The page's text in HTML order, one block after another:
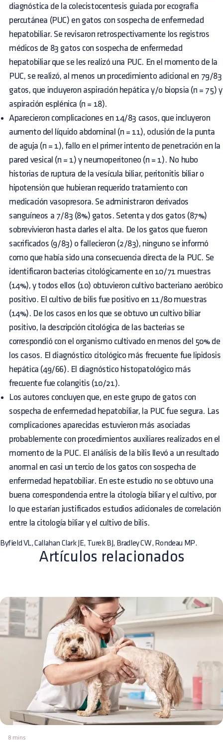
diagnóstica de la colecistocentesis guiada por ecografía
percutánea (PUC) en gatos con sospecha de enfermedad
hepatobiliar. Se revisaron retrospectivamente los registros
médicos de 83 gatos con sospecha de enfermedad
hepatobiliar que se les realizó una PUC. En el momento de la
PUC, se realizó, al menos un procedimiento adicional en 79/83
gatos, que incluyeron aspiración hepática y/o biopsia (n = 75) y
aspiración esplénica (n = 18).
Aparecieron complicaciones en 14/83 casos, que incluyeron
aumento del líquido abdominal (n = 11), oclusión de la punta
de aguja (n = 1), fallo en el primer intento de penetración en la
pared vesical (n = 1) y neumoperitoneo (n = 1). No hubo
historias de ruptura de la vesícula biliar, peritonitis biliar o
hipotensión que hubieran requerido tratamiento con
medicación vasopresora. Se administraron derivados
sanguíneos a 7/83 (8%) gatos. Setenta y dos gatos (87%)
sobrevivieron hasta darles el alta. De los gatos que fueron
sacrificados (9/83) o fallecieron (2/83), ninguno se informó
como que había sido una consecuencia directa de la PUC. Se
identificaron bacterias citológicamente en 10/71 muestras
(14%), y todos ellos (10) obtuvieron cultivo bacteriano aeróbico
positivo. El cultivo de bilis fue positivo en 11/80 muestras
(14%). De los casos en los que se obtuvo un cultivo biliar
positivo, la descripción citológica de las bacterias se
correspondió con el organismo cultivado en menos del 50% de
los casos. El diagnóstico citológico más frecuente fue lipidosis
hepática (49/66). El diagnóstico histopatológico más
frecuente fue colangitis (10/21).
Los autores concluyen que, en este grupo de gatos con
sospecha de enfermedad hepatobiliar, la PUC fue segura. Las
complicaciones aparecidas estuvieron más asociadas
probablemente con procedimientos auxiliares realizados en el
momento de la PUC. El análisis de la bilis llevó a un resultado
anormal en casi un tercio de los gatos con sospecha de
enfermedad hepatobiliar. En este estudio no se obtuvo una
buena correspondencia entre la citología biliar y el cultivo, por
lo que estarían justificados estudios adicionales de correlación
entre la citología biliar y el cultivo de bilis.
Byfield VL, Callahan Clark JE, Turek BJ, Bradley CW, Rondeau MP.
Artículos relacionados
8 mins